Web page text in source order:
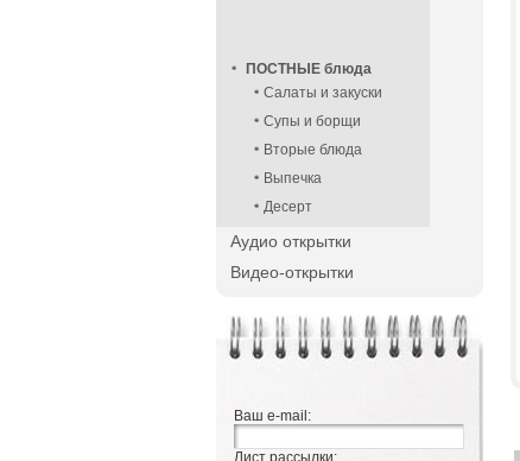
ПОСТНЫЕ блюда
Салаты и закуски
Супы и борщи
Вторые блюда
Выпечка
Десерт
Аудио открытки
Видео-открытки
Ваш e-mail:
Лист рассылки: